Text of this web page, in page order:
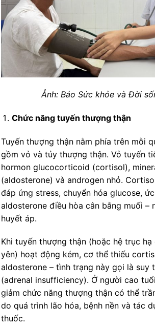
Ảnh: Báo Sức khỏe và Đời
Chức năng tuyến thượng thận
Tuyến thượng thận nằm phía trên mỗi
gồm vỏ và tủy thượng thận. Vỏ tuyến
hormon glucocorticoid (cortisol),
(aldosterone) và androgen nhỏ.
đáp ứng stress, chuyển hóa glucose,
aldosterone điều hòa cân bằng muối –
huyết áp.
Khi tuyến thượng thận (hoặc hệ trục hạ
yên) hoạt động kém, cơ thể thiếu
aldosterone – tình trạng này gọi là suy
(adrenal insufficiency). Ở người cao
giảm chức năng thượng thận có thể
do quá trình lão hóa, bệnh nền và tác
thuốc.